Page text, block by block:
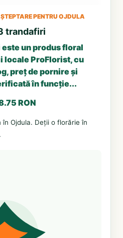
PENTRU OJDULA
trandafiri
un produs floral
locale ProFlorist, cu
preț de pornire și
în funcție...
RON
Ojdula. Deții o florărie în